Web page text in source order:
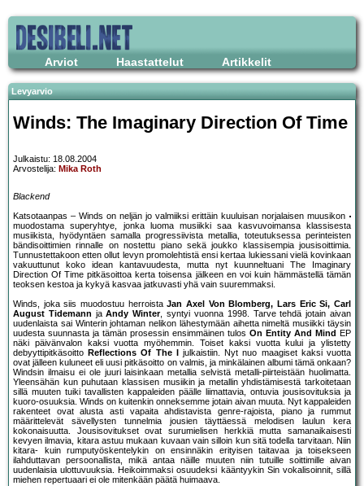
Arviot Haastattelut Artikkelit
Levyarvio
Winds: The Imaginary Direction Of Time
Julkaistu: 18.08.2004
Arvostelija: Mika Roth
Blackend
Katsotaanpas – Winds on neljän jo valmiiksi erittäin kuuluisan norjalaisen muusikon
muodostama superyhtye, jonka luoma musiikki saa kasvuvoimansa klassisesta
musiikista, hyödyntäen samalla progressiivista metallia, toteutuksessa perinteisten
bändisoittimien rinnalle on nostettu piano sekä joukko klassisempia jousisoittimia.
Tunnustettakoon etten ollut levyn promolehtistä ensi kertaa lukiessani vielä kovinkaan
vakuuttunut koko idean kantavuudesta, mutta nyt kuunneltuani The Imaginary
Direction Of Time pitkäsoittoa kerta toisensa jälkeen en voi kuin hämmästellä tämän
teoksen kestoa ja kykyä kasvaa jatkuvasti yhä vain suuremmaksi.
Winds, joka siis muodostuu herroistaJan Axel Von Blomberg, Lars Eric Si, Carl
August Tidemann jaAndy Winter, syntyi vuonna 1998. Tarve tehdä jotain aivan
uudenlaista sai Winterin johtaman nelikon lähestymään aihetta nimeltä musiikki täysin
uudesta suunnasta ja tämän prosessin ensimmäinen tulos On Entity And Mind
EP
näki päivänvalon kaksi vuotta myöhemmin. Toiset kaksi vuotta kului ja ylistetty
debyyttipitkäsoitto Reflections Of The I
julkaistiin. Nyt nuo maagiset kaksi vuotta
ovat jälleen kuluneet eli uusi pitkäsoitto on valmis, ja minkälainen albumi tämä onkaan?
Windsin ilmaisu ei ole juuri laisinkaan metallia selvistä metalli-piirteistään huolimatta.
Yleensähän kun puhutaan klassisen musiikin ja metallin yhdistämisestä tarkoitetaan
sillä muuten tuiki tavallisten kappaleiden päälle liimattavia, ontuvia jousisovituksia ja
kuoro-osuuksia. Winds on kuitenkin onneksemme jotain aivan muuta. Nyt kappaleiden
rakenteet ovat alusta asti vapaita ahdistavista genre-rajoista, piano ja rummut
määrittelevät sävellysten tunnelmia jousien täyttäessä melodisen laulun kera
kokonaisuutta. Jousisovitukset ovat surumielisen herkkiä mutta samanaikaisesti
kevyen ilmavia, kitara astuu mukaan kuvaan vain silloin kun sitä todella tarvitaan. Niin
kitara- kuin rumputyöskentelykin on ensinnäkin erityisen taitavaa ja toisekseen
ilahduttavan persoonallista, mikä antaa näille muuten niin tutuille soittimille aivan
uudenlaisia ulottuvuuksia. Heikoimmaksi osuudeksi kääntyykin Sin vokalisoinnit, sillä
miehen repertuaari ei ole mitenkään päätä huimaava.